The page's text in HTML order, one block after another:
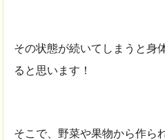
その状態が続いてしまうと身
ると思います！
そこで、野菜や果物から作ら